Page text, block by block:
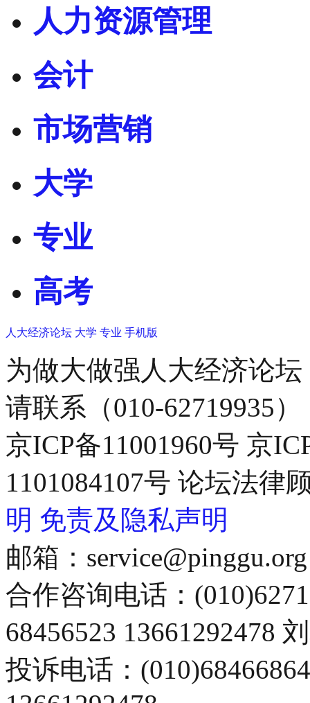
人力资源管理
会计
市场营销
大学
专业
高考
人大经济论坛 大学 专业 手机版
为做大做强人大经济论
请联系（010-62719935）
京ICP备11001960号 京
1101084107号 论坛法律
明 免责及隐私声明
邮箱：service@pinggu.org
合作咨询电话：
68456523 13661292478
投诉电话：